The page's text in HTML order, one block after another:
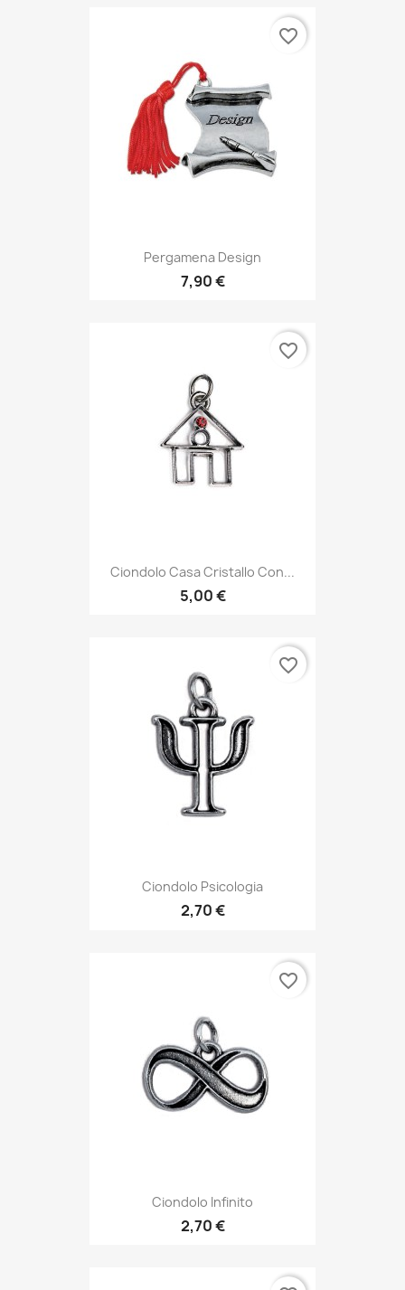
Pergamena Design
7,90 €
favorite_border
Ciondolo Casa Cristallo Con...
5,00 €
favorite_border
Ciondolo Psicologia
2,70 €
favorite_border
Ciondolo Infinito
2,70 €
favorite_border